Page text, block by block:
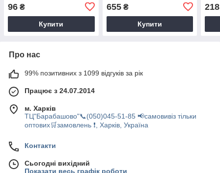
96 ₴
Купити
655₴
Купити
218
Про нас
99% позитивних з 1099 відгуків за рік
Працює з 24.07.2014
м. Харків
ТЦ"Барабашово"📞(050)045-51-85 📢самовивіз тільки
оптових🛒замовлень ❗, Харків, Україна
Контакти
Сьогодні вихідний
Показати весь графік роботи